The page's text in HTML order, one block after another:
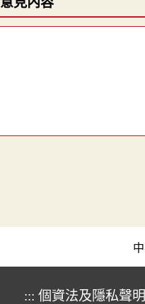
::: 個資法及隱私聲明